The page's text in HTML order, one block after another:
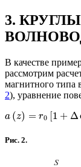
3.
В качестве
рассмотрим
магнитного типа
2), уравнение
a (z) = r0 [1 + Δ
Рис. 2.